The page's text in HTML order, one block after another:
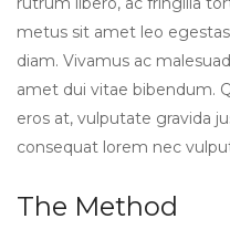
metus sit amet leo
diam. Vivamus ac
amet dui vitae bibendum.
eros at, vulputate gravida
consequat lorem nec
The Method